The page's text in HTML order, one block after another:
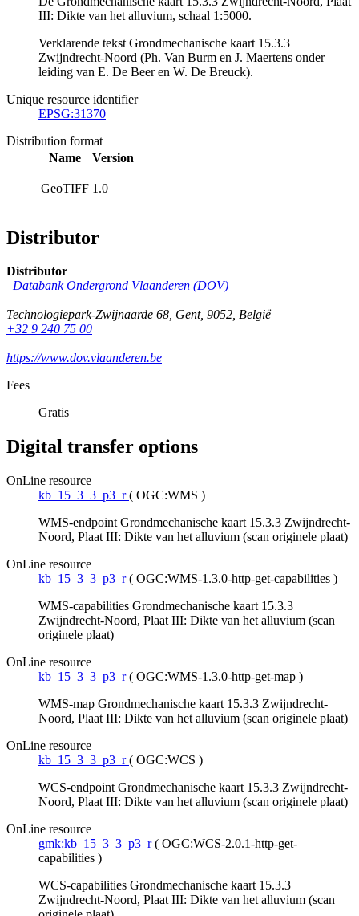
III: Dikte van het alluvium, schaal 1:5000.
Verklarende tekst Grondmechanische kaart 15.3.3
Zwijndrecht-Noord (Ph. Van Burm en J. Maertens onder
leiding van E. De Beer en W. De Breuck).
Unique resource identifier
EPSG:31370
Distribution format
Name
Version
GeoTIFF 1.0
Distributor
Distributor
Databank Ondergrond Vlaanderen (DOV)
Technologiepark-Zwijnaarde 68, Gent, 9052, België
+32 9 240 75 00
https://www.dov.vlaanderen.be
Fees
Gratis
Digital transfer options
OnLine resource
kb_15_3_3_p3_r ( OGC:WMS )
WMS-endpoint Grondmechanische kaart 15.3.3 Zwijndrecht-
Noord, Plaat III: Dikte van het alluvium (scan originele plaat)
OnLine resource
kb_15_3_3_p3_r ( OGC:WMS-1.3.0-http-get-capabilities )
WMS-capabilities Grondmechanische kaart 15.3.3
Zwijndrecht-Noord, Plaat III: Dikte van het alluvium (scan
originele plaat)
OnLine resource
kb_15_3_3_p3_r ( OGC:WMS-1.3.0-http-get-map )
WMS-map Grondmechanische kaart 15.3.3 Zwijndrecht-
Noord, Plaat III: Dikte van het alluvium (scan originele plaat)
OnLine resource
kb_15_3_3_p3_r ( OGC:WCS )
WCS-endpoint Grondmechanische kaart 15.3.3 Zwijndrecht-
Noord, Plaat III: Dikte van het alluvium (scan originele plaat)
OnLine resource
gmk:kb_15_3_3_p3_r ( OGC:WCS-2.0.1-http-get-
capabilities )
WCS-capabilities Grondmechanische kaart 15.3.3
Zwijndrecht-Noord, Plaat III: Dikte van het alluvium (scan